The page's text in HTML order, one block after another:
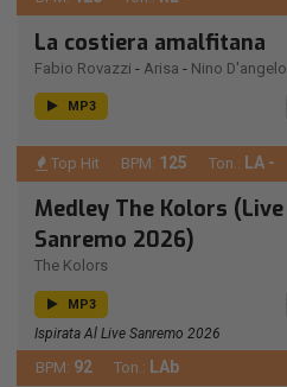
La costiera amalfitana
Fabio Rovazzi - Arisa - Nino D'angelo
MP3
Top Hit BPM: 125 Ton.: LA -
Medley The Kolors (Live
Sanremo 2026)
The Kolors
MP3
Ispirata Al Live Sanremo 2026
BPM: 92 Ton.: LAb